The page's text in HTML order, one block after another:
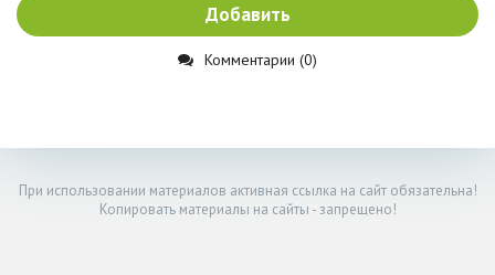
Добавить
Комментарии (0)
При использовании материалов активная ссылка на сайт обязательна!
Копировать материалы на сайты - запрещено!